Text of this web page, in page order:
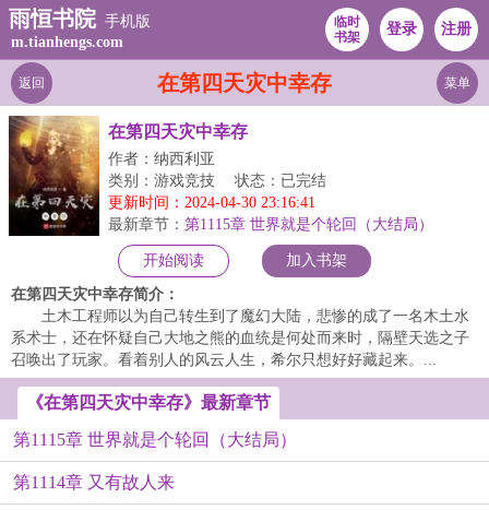
雨恒书院 手机版
m.tianhengs.com
临时
书架
登录 注册
在第四天灾中幸存
返回 菜单
在第四天灾中幸存
作者：纳西利亚
类别：游戏竞技
状态：已完结
更新时间：2024-04-30 23:16:41
最新章节： 第1115章 世界就是个轮回（大结局）
开始阅读 加入书架
在第四天灾中幸存简介：
土木工程师以为自己转生到了魔幻大陆，悲惨的成了一名木土水
系术士，还在怀疑自己大地之熊的血统是何处而来时，隔壁天选之子
召唤出了玩家。看着别人的风云人生，希尔只想好好藏起来。...
《在第四天灾中幸存》最新章节
第1115章 世界就是个轮回（大结局）
第1114章 又有故人来